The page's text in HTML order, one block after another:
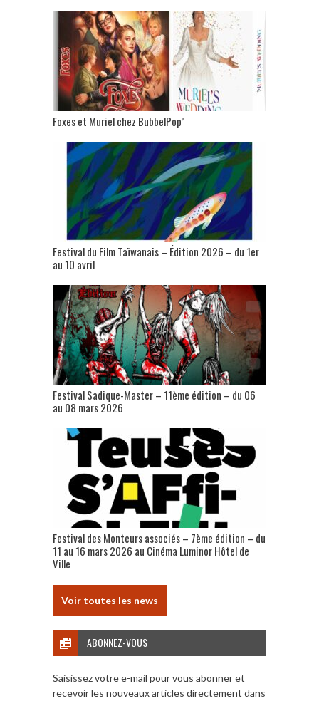
Foxes et Muriel chez BubbelPop’
Festival du Film Taïwanais – Édition 2026 – du 1er
au 10 avril
Festival Sadique-Master – 11ème édition – du 06
au 08 mars 2026
Festival des Monteurs associés – 7ème édition – du
11 au 16 mars 2026 au Cinéma Luminor Hôtel de
Ville
Voir toutes les news
ABONNEZ-VOUS
Saisissez votre e-mail pour vous abonner et
recevoir les nouveaux articles directement dans